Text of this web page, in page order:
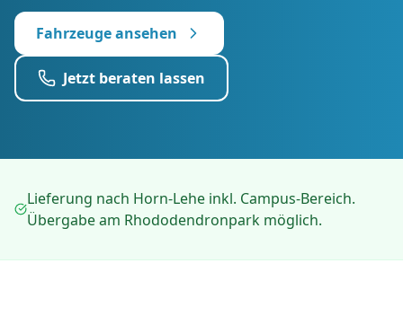
Fahrzeuge ansehen
Jetzt beraten lassen
Lieferung nach Horn-Lehe inkl. Campus-Bereich.
Übergabe am Rhododendronpark möglich.